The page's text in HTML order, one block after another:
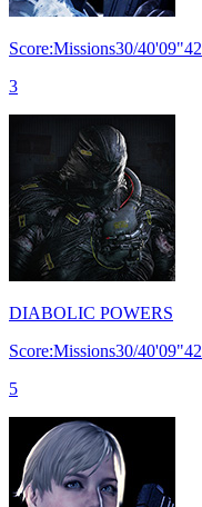
Score:Missions30/40'09"42
3
DIABOLIC POWERS
Score:Missions30/40'09"42
5